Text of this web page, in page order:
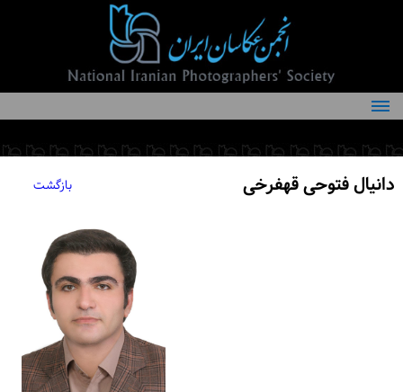
درباره انجمن
کمیته‌های انجمن
اعضاء انجمن
دانیال فتوحی قهفرخی بازگشت